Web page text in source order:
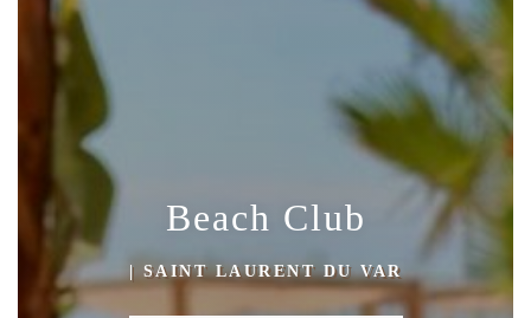
Beach Club
| SAINT LAURENT DU VAR